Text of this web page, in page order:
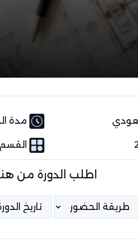
مدة
اطلب الدورة من